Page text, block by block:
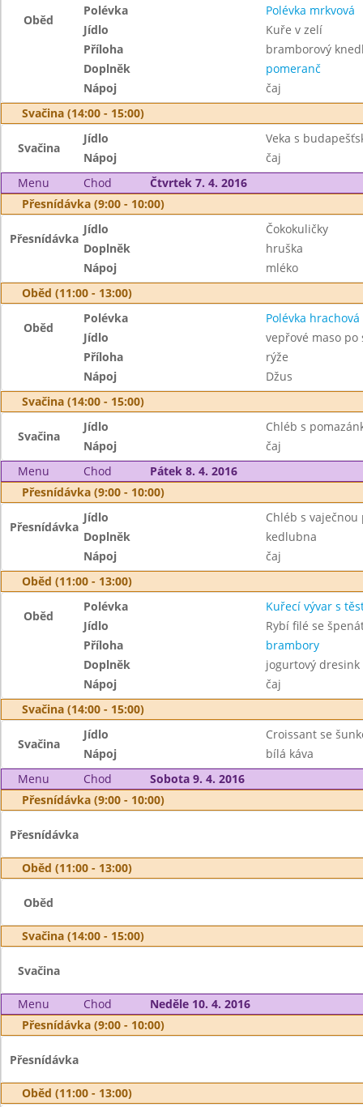
Oběd
Polévka
Polévka mrkvová
Jídlo
Kuře v zelí
Příloha
bramborový
Doplněk
pomeranč
Nápoj
čaj
Svačina (14:00 - 15:00)
Svačina
Jídlo
Veka s
Nápoj
čaj
Menu
Chod
Čtvrtek 7. 4. 2016
Přesnídávka (9:00 - 10:00)
Přesnídávka
Jídlo
Čokokuličky
Doplněk
hruška
Nápoj
mléko
Oběd (11:00 - 13:00)
Oběd
Polévka
Polévka hrachová
Jídlo
vepřové maso po
Příloha
rýže
Nápoj
Džus
Svačina (14:00 - 15:00)
Svačina
Jídlo
Chléb s
Nápoj
čaj
Menu
Chod
Pátek 8. 4. 2016
Přesnídávka (9:00 - 10:00)
Přesnídávka
Jídlo
Chléb s vaječnou
Doplněk
kedlubna
Nápoj
čaj
Oběd (11:00 - 13:00)
Oběd
Polévka
Kuřecí vývar s
Jídlo
Rybí filé se
Příloha
brambory
Doplněk
jogurtový dresink
Nápoj
čaj
Svačina (14:00 - 15:00)
Svačina
Jídlo
Croissant se
Nápoj
bílá káva
Menu
Chod
Sobota 9. 4. 2016
Přesnídávka (9:00 - 10:00)
Přesnídávka
Oběd (11:00 - 13:00)
Oběd
Svačina (14:00 - 15:00)
Svačina
Menu Chod
Neděle 10. 4. 2016
Přesnídávka (9:00 - 10:00)
Přesnídávka
Oběd (11:00 - 13:00)